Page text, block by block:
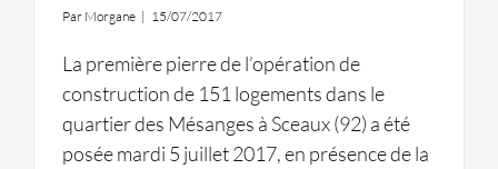
Par Morgane | 15/07/2017
La première pierre de l’opération de
construction de 151 logements dans le
quartier des Mésanges à Sceaux (92) a été
posée mardi 5 juillet 2017, en présence de la